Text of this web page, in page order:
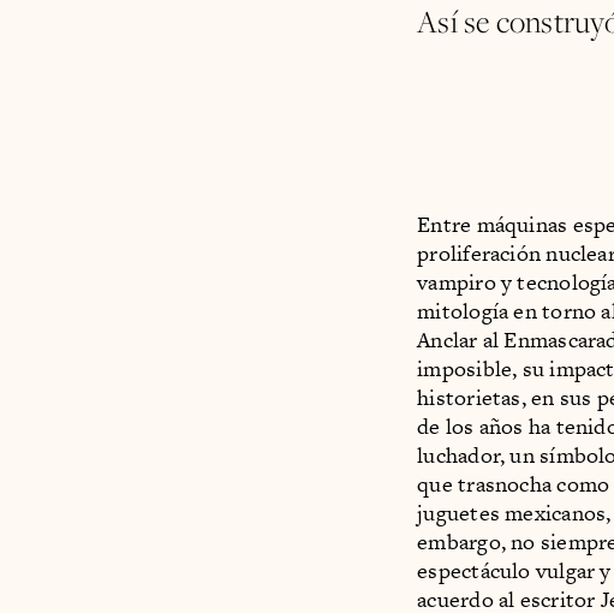
Así se
Entre máquinas
proliferación
vampiro y
mitología en torno
Anclar al
imposible, su
historietas, en sus
de los años ha
luchador, un
que trasnocha
juguetes
embargo, no
espectáculo vulgar
acuerdo al escritor